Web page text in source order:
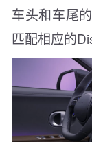
车头和车尾
匹配相应的